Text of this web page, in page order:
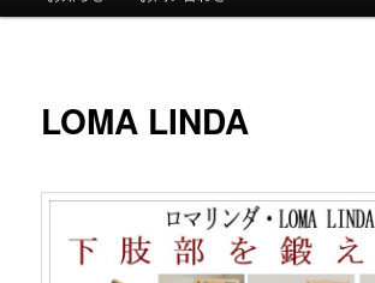
メ
LOMA LINDA